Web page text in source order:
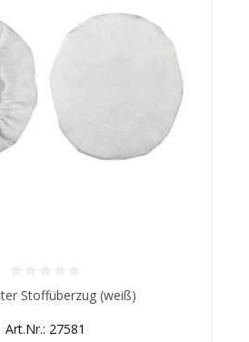
von 0 von 5 Sternen
Stoffüberzug (weiß)
Art.Nr.: 27581